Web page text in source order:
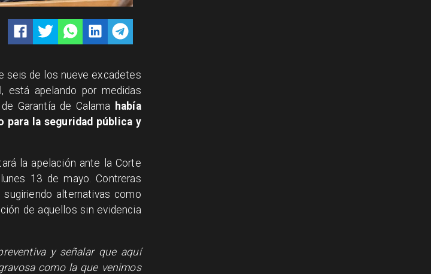
seis de los nueve excadetes
está apelando por medidas
Garantía de Calama había
para la seguridad pública y
la apelación ante la Corte
13 de mayo. Contreras
sugiriendo alternativas como
de aquellos sin evidencia
y señalar que aquí
como la que venimos